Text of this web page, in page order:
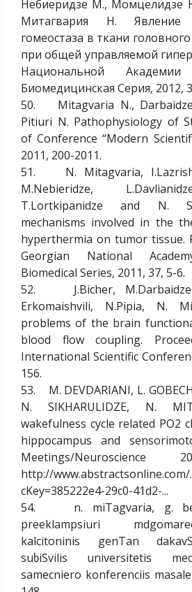
Небиеридзе М., Момцелидзе
Митагвария Н. Явление
гомеостаза в ткани
при общей управляемой
Национальной
Биомедицинская Серия, 2012,
50. Mitagvaria N., Darbaidze
Pitiuri N. Pathophysiology of
of Conference “Modern
2011, 200-2011.
51. N. Mitagvaria,
M.Nebieridze,
T.Lortkipanidze and N.
mechanisms involved in the
hyperthermia on tumor tissue.
Georgian National
Biomedical Series, 2011, 37, 5-6.
52. J.Bicher,
Erkomaishvili, N.Pipia, N.
problems of the brain
blood flow coupling.
International Scientific
156.
53. M. DEVDARIANI, L.
N. SIKHARULIDZE, N.
wakefulness cycle related PO2
hippocampus and
Meetings/Neuroscience
http://www.abstractsonline.com/
cKey=385222e4-29c0-41d2-...
54. n. miTagvaria, g.
preeklampsiuri
kalcitoninis genTan
suხiSvilis universitetis
samecniero konferenciis